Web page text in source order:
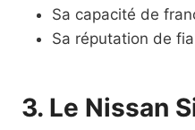
Sa capacité de
Sa réputation de
3. Le Nissan